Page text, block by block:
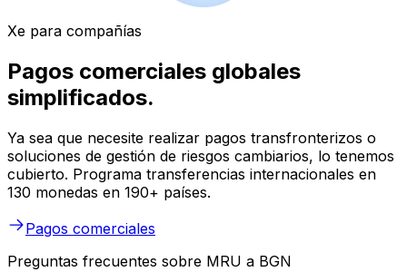
Xe para compañías
Pagos comerciales globales
simplificados.
Ya sea que necesite realizar pagos transfronterizos o
soluciones de gestión de riesgos cambiarios, lo tenemos
cubierto. Programa transferencias internacionales en
130 monedas en 190+ países.
Pagos comerciales
Preguntas frecuentes sobre MRU a BGN